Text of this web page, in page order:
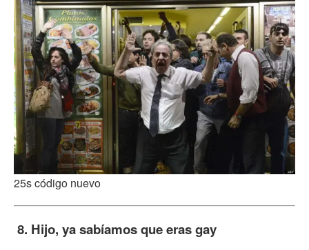
25s código nuevo
8. Hijo, ya sabíamos que eras gay